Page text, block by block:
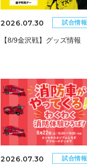
2026.07.30 試合情報
【8/9金沢戦】グッズ情報
2026.07.30 試合情報